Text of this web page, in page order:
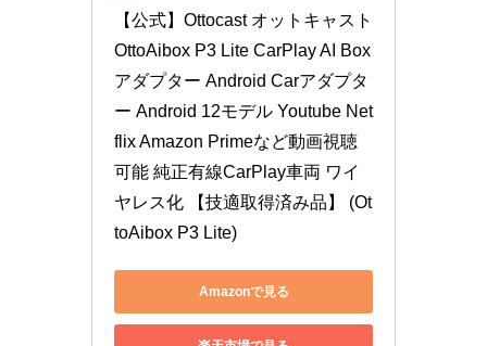
【公式】Ottocast オットキャスト
OttoAibox P3 Lite CarPlay AI Box
アダプター Android Carアダプタ
ー Android 12モデル Youtube Net
flix Amazon Primeなど動画視聴
可能 純正有線CarPlay車両 ワイ
ヤレス化 【技適取得済み品】 (Ot
toAibox P3 Lite)
Amazonで見る